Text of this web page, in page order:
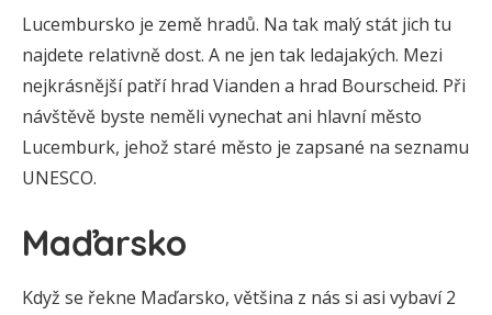
Lucembursko je země hradů. Na tak malý stát jich tu
najdete relativně dost. A ne jen tak ledajakých. Mezi
nejkrásnější patří hrad Vianden a hrad Bourscheid. Při
návštěvě byste neměli vynechat ani hlavní město
Lucemburk, jehož staré město je zapsané na seznamu
UNESCO.
Maďarsko
Když se řekne Maďarsko, většina z nás si asi vybaví 2